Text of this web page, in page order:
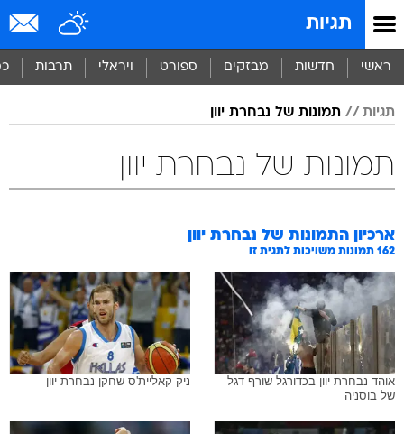
תגיות
ראשי חדשות מבזקים ספורט ויראלי תרבות
תגיות תמונות של נבחרת יוון
תמונות של נבחרת יוון
ארכיון התמונות של נבחרת יוון
162 תמונות משויכות לתגית זו
אוהד נבחרת יוון בכדורגל שורף דגל
של בוסניה
ניק קאליית'ס שחקן נבחרת יוון